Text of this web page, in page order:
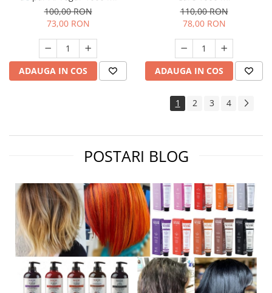
100,00 RON
73,00 RON
ADAUGA IN COS
110,00 RON
78,00 RON
ADAUGA IN COS
1 2 3 4
POSTARI BLOG